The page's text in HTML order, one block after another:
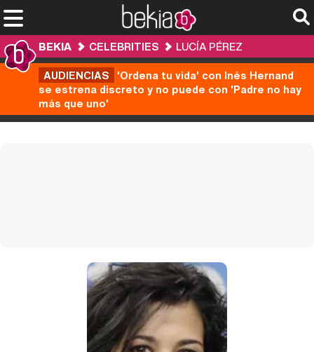
BEKIA CELEBRITIES
LUCÍA PÉREZ
AUDIENCIAS 'Ordena tu vida' con Inés Hernand
se estrena discreto y no puede con 'Padre no hay
más que uno'